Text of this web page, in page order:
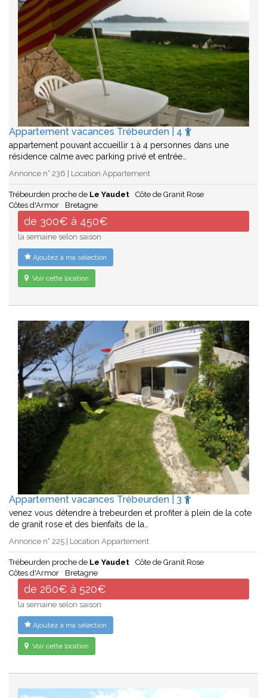
Appartement vacances Trébeurden | 4
appartement pouvant accueillir 1 à 4 personnes dans une
résidence calme avec parking privé et entrée…
Annonce n° 236 | Location Appartement
Trébeurden proche de Le Yaudet
Côte de Granit Rose
Côtes d'Armor
Bretagne
de 300€ à 450€
la semaine selon saison
Ajoutez à ma sélection
Voir cette location
Appartement vacances Trébeurden | 3
venez vous détendre à trebeurden et profiter à plein de la cote
de granit rose et des bienfaits de la…
Annonce n° 225 | Location Appartement
Trébeurden proche de Le Yaudet
Côte de Granit Rose
Côtes d'Armor
Bretagne
de 260€ à 520€
la semaine selon saison
Ajoutez à ma sélection
Voir cette location